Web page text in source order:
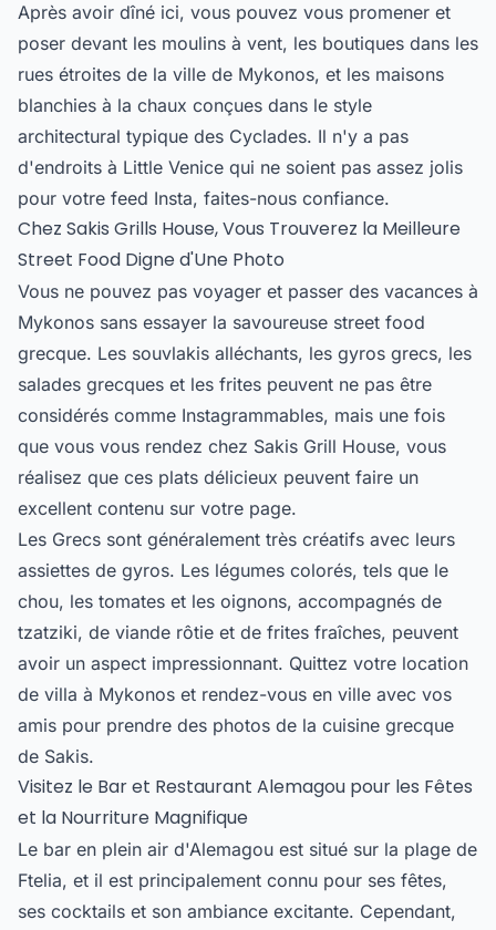
Après avoir dîné ici, vous pouvez vous promener et
poser devant les moulins à vent, les boutiques dans les
rues étroites de la ville de Mykonos, et les maisons
blanchies à la chaux conçues dans le style
architectural typique des Cyclades. Il n'y a pas
d'endroits à Little Venice qui ne soient pas assez jolis
pour votre feed Insta, faites-nous confiance.
Chez Sakis Grills House, Vous Trouverez la Meilleure
Street Food Digne d'Une Photo
Vous ne pouvez pas voyager et passer des vacances à
Mykonos sans essayer la savoureuse street food
grecque. Les souvlakis alléchants, les gyros grecs, les
salades grecques et les frites peuvent ne pas être
considérés comme Instagrammables, mais une fois
que vous vous rendez chez Sakis Grill House, vous
réalisez que ces plats délicieux peuvent faire un
excellent contenu sur votre page.
Les Grecs sont généralement très créatifs avec leurs
assiettes de gyros. Les légumes colorés, tels que le
chou, les tomates et les oignons, accompagnés de
tzatziki, de viande rôtie et de frites fraîches, peuvent
avoir un aspect impressionnant. Quittez votre location
de villa à Mykonos et rendez-vous en ville avec vos
amis pour prendre des photos de la cuisine grecque
de Sakis.
Visitez le Bar et Restaurant Alemagou pour les Fêtes
et la Nourriture Magnifique
Le bar en plein air d'Alemagou est situé sur la plage de
Ftelia, et il est principalement connu pour ses fêtes,
ses cocktails et son ambiance excitante. Cependant,